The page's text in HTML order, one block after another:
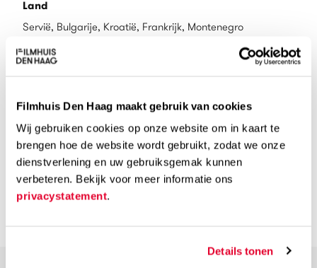
Filmhuis Den Haag maakt gebruik van cookies
Wij gebruiken cookies op onze website om in kaart te
brengen hoe de website wordt gebruikt, zodat we onze
dienstverlening en uw gebruiksgemak kunnen
verbeteren. Bekijk voor meer informatie ons
privacystatement.
Details tonen
Land
Servië, Bulgarije, Kroatië, Frankrijk, Montenegro
Taal
Ondertiteling
Engels
Speelduur
112 min